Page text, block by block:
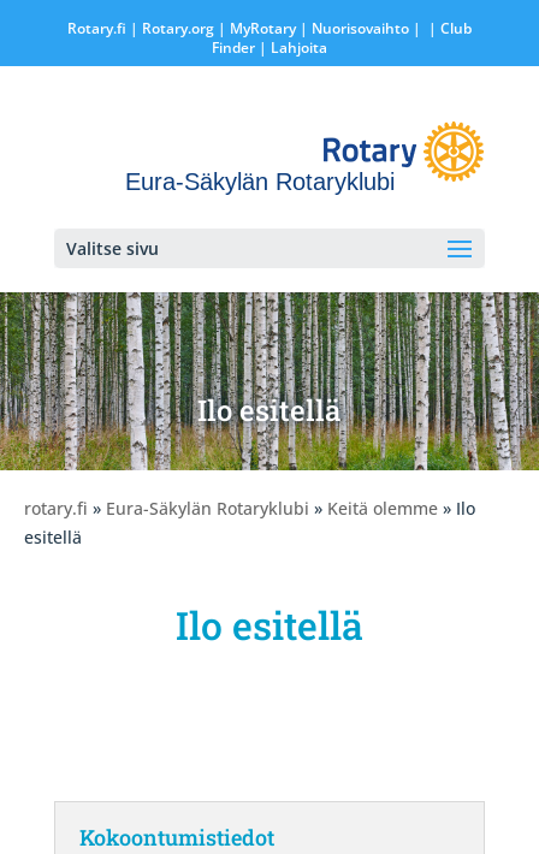
Rotary.fi | Rotary.org| MyRotary | Nuorisovaihto|
| Club
Finder| Lahjoita
Eura-Säkylän Rotaryklubi
Valitse sivu
Ilo esitellä
rotary.fi » Eura-Säkylän Rotaryklubi » Keitä olemme » Ilo
esitellä
Ilo esitellä
Kokoontumistiedot